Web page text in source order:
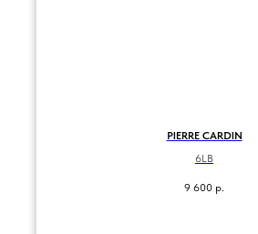
PIERRE CARDIN
6LB
9 600 р.